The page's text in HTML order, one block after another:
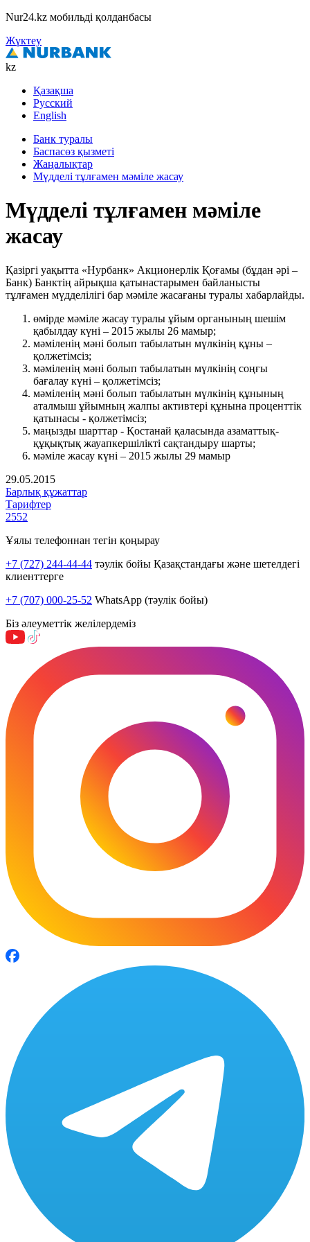
Nur24.kz мобильді қолданбасы
Жүктеу
kz
Қазақша
Русский
English
Банк туралы
Баспасөз қызметі
Жаңалықтар
Мүдделі тұлғамен мәміле жасау
Мүдделі тұлғамен мәміле
жасау
Қазіргі уақытта «Нурбанк» Акционерлік Қоғамы (бұдан әрі –
Банк) Банктің айрықша қатынастарымен байланысты
тұлғамен мүдделілігі бар мәміле жасағаны туралы хабарлайды.
өмірде мәміле жасау туралы ұйым органының шешім
қабылдау күні – 2015 жылы 26 мамыр;
мәміленің мәні болып табылатын мүлкінің құны –
қолжетімсіз;
мәміленің мәні болып табылатын мүлкінің соңғы
бағалау күні – қолжетімсіз;
мәміленің мәні болып табылатын мүлкінің құнының
аталмыш ұйымның жалпы активтері құнына проценттік
қатынасы - қолжетімсіз;
маңызды шарттар - Қостанай қаласында азаматтық-
құқықтық жауапкершілікті сақтандыру шарты;
мәміле жасау күні – 2015 жылы 29 мамыр
29.05.2015
Барлық құжаттар
Тарифтер
2552
Ұялы телефоннан тегін қоңырау
+7 (727) 244-44-44 тәулік бойы Қазақстандағы және шетелдегі
клиенттерге
+7 (707) 000-25-52 WhatsApp (тәулік бойы)
Біз әлеуметтік желілердеміз